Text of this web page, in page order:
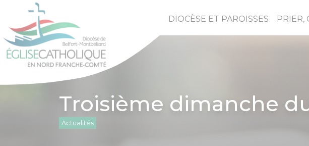
DIOCÈSE ET PAROISSES PRIER,
Troisième dimanche
Actualités